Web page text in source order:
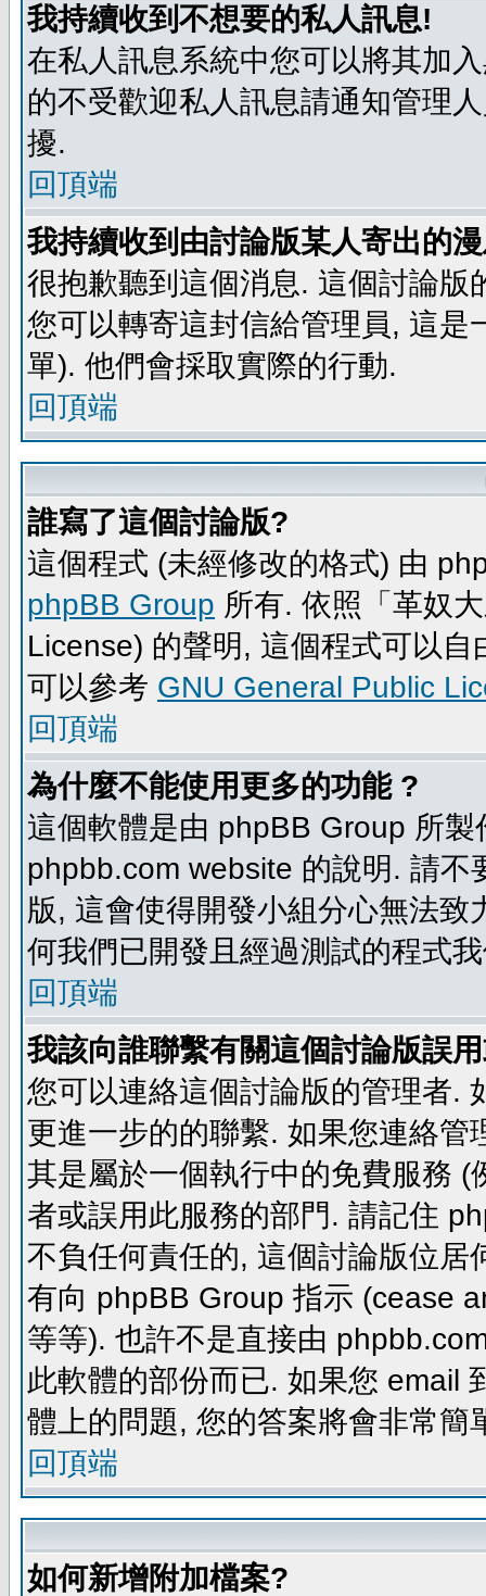
我持續收到不想要的私人訊息!
在私人訊息系統中您可以將其加
的不受歡迎私人訊息請通知管理
擾.
回頂端
我持續收到由討論版某人寄出的
很抱歉聽到這個消息. 這個討論
您可以轉寄這封信給管理員, 這
單). 他們會採取實際的行動.
回頂端
誰寫了這個討論版?
這個程式 (未經修改的格式) 由
phpBB Group 所有. 依照「革奴
License) 的聲明, 這個程式可以
可以參考 GNU General Public
回頂端
為什麼不能使用更多的功能 ?
這個軟體是由 phpBB Group 所
phpbb.com website 的說明. 請
版, 這會使得開發小組分心無法
何我們已開發且經過測試的程式
回頂端
我該向誰聯繫有關這個討論版誤
您可以連絡這個討論版的管理者.
更進一步的的聯繫. 如果您連絡
其是屬於一個執行中的免費服務
者或誤用此服務的部門. 請記住
不負任何責任的, 這個討論版位
有向 phpBB Group 指示 (cease
等等). 也許不是直接由
此軟體的部份而已. 如果您 email
體上的問題, 您的答案將會非常簡
回頂端
如何新增附加檔案?